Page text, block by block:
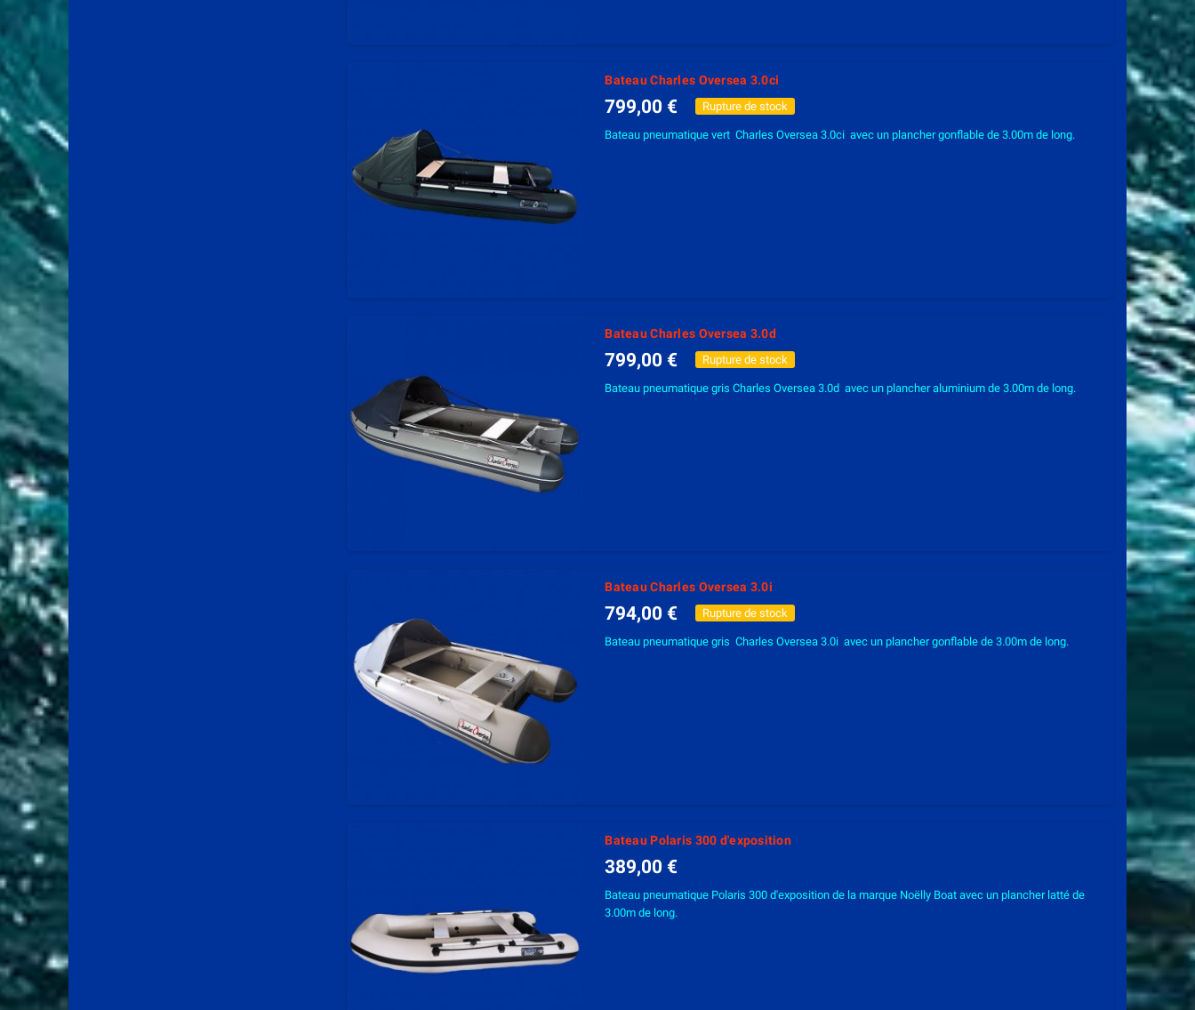
Bateau Charles Oversea 3.0ci
799,00 € Rupture de stock
Bateau pneumatique vert Charles Oversea 3.0ci avec un plancher gonflable de 3.00m de long.
Bateau Charles Oversea 3.0d
799,00 € Rupture de stock
Bateau pneumatique gris Charles Oversea 3.0d avec un plancher aluminium de 3.00m de long.
Bateau Charles Oversea 3.0i
794,00 € Rupture de stock
Bateau pneumatique gris Charles Oversea 3.0i avec un plancher gonflable de 3.00m de long.
Bateau Polaris 300 d'exposition
389,00 €
Bateau pneumatique Polaris 300 d'exposition de la marque Noëlly Boat avec un plancher latté de
3.00m de long.